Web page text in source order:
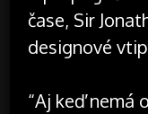
čase, Sir
designové
“Aj keď nemá